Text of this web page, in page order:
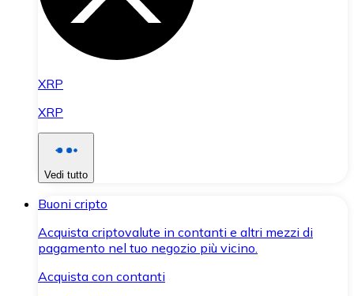
XRP
XRP
Vedi tutto
Buoni cripto
Acquista criptovalute in contanti e altri mezzi di
pagamento nel tuo negozio più vicino.
Acquista con contanti